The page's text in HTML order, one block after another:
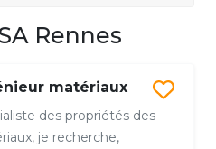
Rennes
matériaux
des propriétés des
je recherche,